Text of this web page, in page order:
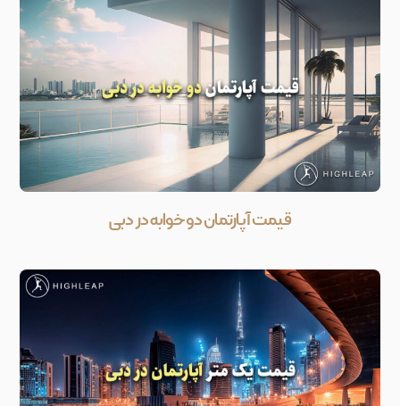
قیمت آپارتمان دو خوابه در دبی